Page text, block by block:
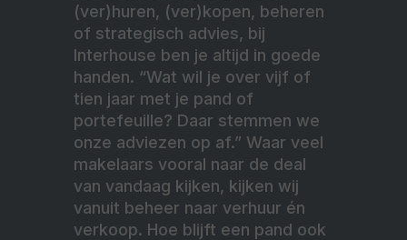
(ver)huren, (ver)kopen, beheren
of strategisch advies, bij
Interhouse ben je altijd in goede
handen. “Wat wil je over vijf of
tien jaar met je pand of
portefeuille? Daar stemmen we
onze adviezen op af.” Waar veel
makelaars vooral naar de deal
van vandaag kijken, kijken wij
vanuit beheer naar verhuur én
verkoop. Hoe blijft een pand ook